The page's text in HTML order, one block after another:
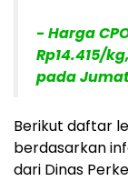
- Harga
Rp14.415/
pada
Berikut daftar
berdasarkan
dari Dinas